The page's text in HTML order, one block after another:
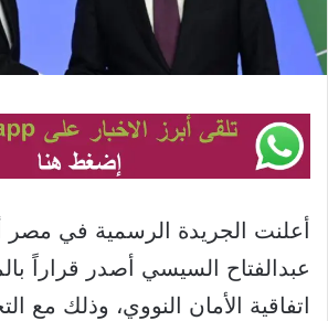
أعلنت الجريدة الرسمية في مصر
عبدالفتاح السيسي أصدر قراراً
اتفاقية الأمان النووي، وذلك مع